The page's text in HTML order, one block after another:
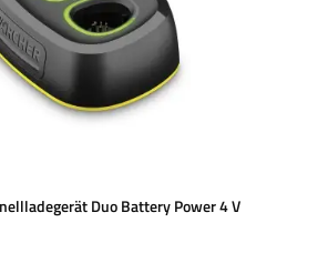
Duo Battery Power 4 V